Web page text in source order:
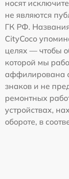
носят
не являются
ГК РФ.
CityCoco
целях — чтобы
которой мы
аффилирована
знаков и не
ремонтных
устройствах,
обороте, в